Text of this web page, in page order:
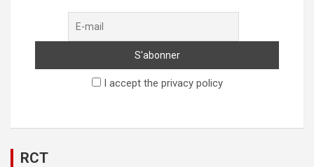
I accept the privacy policy
RCT